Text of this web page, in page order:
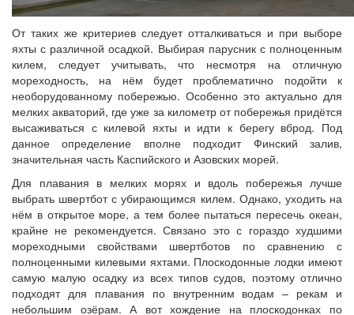
От таких же критериев следует отталкиваться и при выборе
яхты с различной осадкой. Выбирая парусник с полноценным
килем, следует учитывать, что несмотря на отличную
мореходность, на нём будет проблематично подойти к
необорудованному побережью. Особенно это актуально для
мелких акваторий, где уже за километр от побережья придётся
высаживаться с килевой яхты и идти к берегу вброд. Под
данное определение вполне подходит Финский залив,
значительная часть Каспийского и Азовских морей.
Для плавания в мелких морях и вдоль побережья лучше
выбрать швертбот с убирающимся килем. Однако, уходить на
нём в открытое море, а тем более пытаться пересечь океан,
крайне не рекомендуется. Связано это с гораздо худшими
мореходными свойствами швертботов по сравнению с
полноценными килевыми яхтами. Плоскодонные лодки имеют
самую малую осадку из всех типов судов, поэтому отлично
подходят для плавания по внутренним водам – рекам и
небольшим озёрам. А вот хождение на плоскодонках по